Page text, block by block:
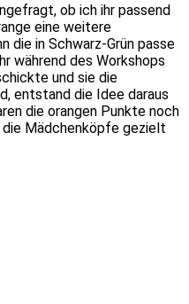
ob ich ihr passend
eine weitere
die in Schwarz-Grün passe
während des Workshops
und sie die
entstand die Idee daraus
die orangen Punkte noch
die Mädchenköpfe gezielt